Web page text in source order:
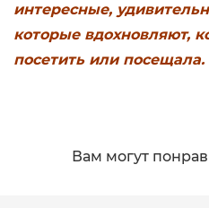
интересные,
которые вдохновляют,
посетить или посещала.
Вам могут